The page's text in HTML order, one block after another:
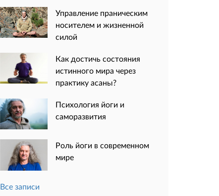
Управление праническим
носителем и жизненной
силой
Как достичь состояния
истинного мира через
практику асаны?
Психология йоги и
саморазвития
Роль йоги в современном
мире
Все записи